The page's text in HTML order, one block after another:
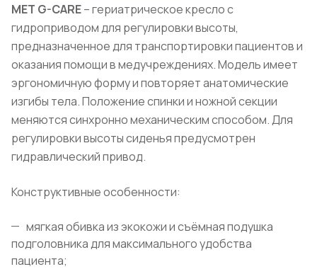
MET G-CARE– гериатрическое кресло с
гидроприводом для регулировки высоты,
предназначенное для транспортировки пациентов и
оказания помощи в медучреждениях. Модель имеет
эргономичную форму и повторяет анатомические
изгибы тела. Положение спинки и ножной секции
меняются синхронно механическим способом. Для
регулировки высоты сиденья предусмотрен
гидравлический привод.
Конструктивные особенности:
мягкая обивка из экокожи и съёмная подушка
подголовника для максимального удобства
пациента;